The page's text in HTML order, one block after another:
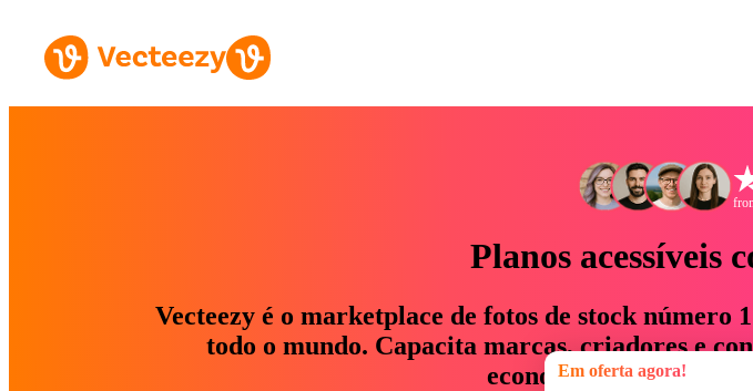
Planos acessíveis
Vecteezy é o marketplace de fotos de stock número
todo o mundo. Capacita marcas, criadores e
economizam até 76%
Em oferta agora!